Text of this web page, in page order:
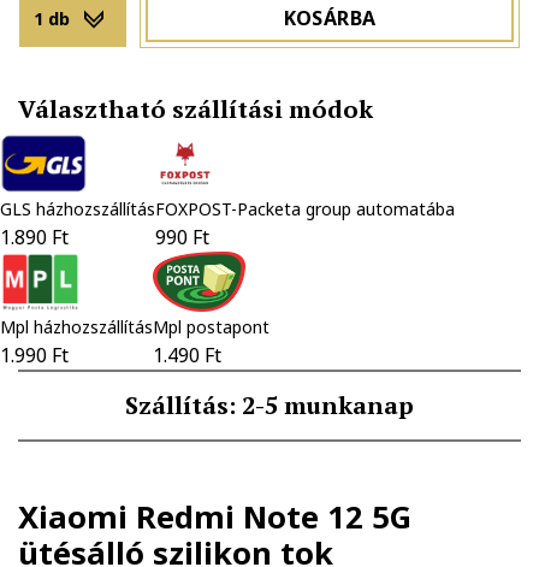
1 db KOSÁRBA
Választható szállítási módok
GLS házhozszállítás
1.890 Ft
FOXPOST-Packeta group automatába
990 Ft
Mpl házhozszállítás
1.990 Ft
Mpl postapont
1.490 Ft
Szállítás: 2-5 munkanap
Xiaomi Redmi Note 12 5G
ütésálló szilikon tok